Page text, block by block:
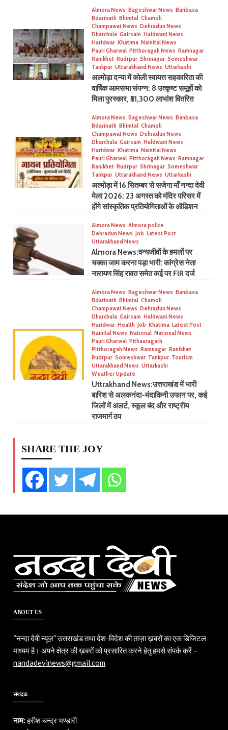
Almora News Bageshwar News Banbasa
Bdarinath Bhimtal Chamoli
Champawat News Dehradun News
Dharchula Gairsain Haldwani News
Haridwar Khatima Nainital News
Pauri Gharwal Pitthoragah News Ramnagar
Ranikhet Rudrpur Shrinagar Someshwar
Tankpur Uttarakhand News Uttarkashi
अल्मोड़ा दन्या में कोली स्वायत्त सहकारिता की
वार्षिक आमसभा संपन्न: 8 उत्कृष्ट समूहों को
मिला पुरस्कार, ₹51,300 लाभांश वितरित
Almora News Bageshwar News Banbasa
Bdarinath Bhimtal Chamoli
Champawat News Dehradun News
Dharchula Gairsain Haldwani News
Haridwar Khatima Nainital News
Pauri Gharwal Pitthoragah News Ramnagar
Ranikhet Rudrpur Shrinagar Someshwar
Tankpur Uttarakhand News Uttarkashi
अल्मोड़ा में 16 सितम्बर से सजेगा माँ नन्दा देवी
मेला 2026: 23 अगस्त को मंदिर परिसर में
होंगे सांस्कृतिक प्रतियोगिताओं के ऑडिशन
Almora News Almora police
Dehradun News Job Latest Post
Uttarakhand News
Almora News:वन्यजीवों के हमलों पर
चक्का जाम करना पड़ा भारी: कांग्रेस नेता
नारायण सिंह रावत समेत कई पर FIR दर्ज
Almora News Bageshwar News Banbasa
Bdarinath Bhimtal Chamoli
Champawat News Dehradun News
Dharchula Gairsain Haldwani News
Haridwar Health Job Khatima Latest Post
Nainital News National National News
Pauri Gharwal Pithauragarh
Pitthoragah News Ramnagar Ranikhet
Rudrpur Someshwar Tankpur Tourism
Uttarakhand News Uttarkashi
Weather Update
Uttrakhand News:उत्तराखंड में भारी
बारिश से अलकनंदा-मंदाकिनी उफान पर, कई
जिलों में अलर्ट, स्कूल बंद और राष्ट्रीय
राजमार्ग ठप
SHARE THE JOY
ABOUT US
“नन्दा देवी न्यूज़” उत्तराखंड तथा देश-विदेश की ताज़ा ख़बरों का एक डिजिटल
माध्यम है। अपने क्षेत्र की ख़बरों को प्रसारित करने हेतु हमसे संपर्क करें –
nandadevinews@gmail.com
संपादक –
नाम:हरीश चन्द्र भण्डारी